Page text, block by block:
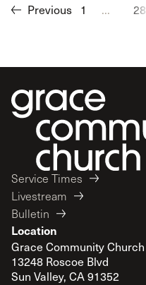
Previous 1 ... 28
Service Times
Livestream
Bulletin
Location
Grace Community Church
13248 Roscoe Blvd
Sun Valley, CA 91352